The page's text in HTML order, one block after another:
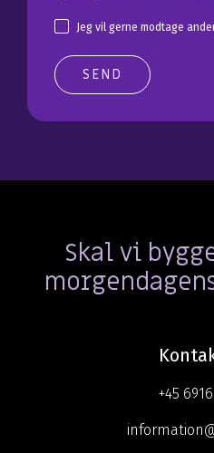
Jeg vil gerne modtage
Skal vi
+45